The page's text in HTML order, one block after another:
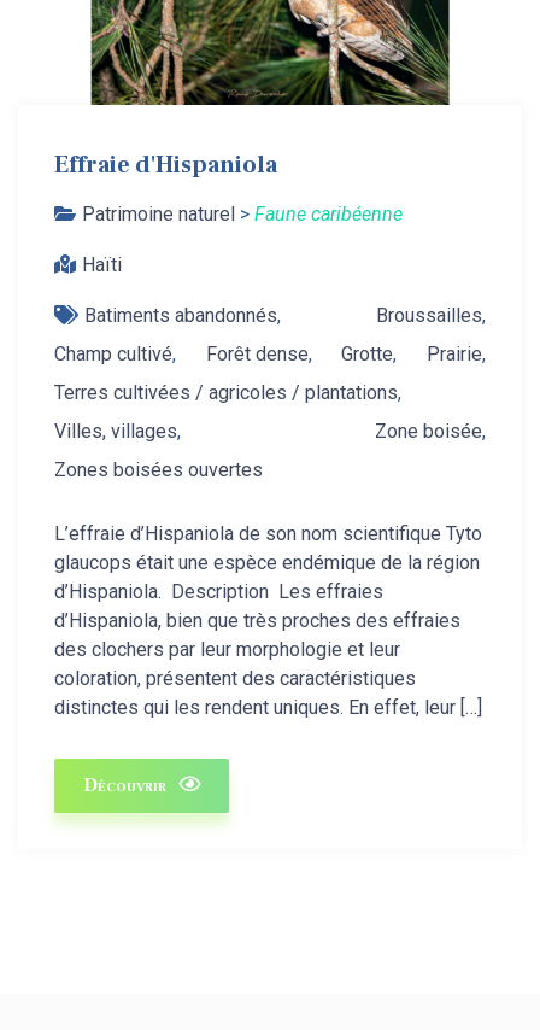
Effraie d'Hispaniola
Patrimoine naturel > Faune caribéenne
Haïti
Batiments abandonnés, Broussailles,
Champ cultivé, Forêt dense,Grotte, Prairie,
Terres cultivées / agricoles / plantations,
Villes, villages, Zone boisée,
Zones boisées ouvertes
L’effraie d’Hispaniola de son nom scientifique Tyto
glaucops était une espèce endémique de la région
d’Hispaniola. Description Les effraies
d’Hispaniola, bien que très proches des effraies
des clochers par leur morphologie et leur
coloration, présentent des caractéristiques
distinctes qui les rendent uniques. En effet, leur […]
Découvrir